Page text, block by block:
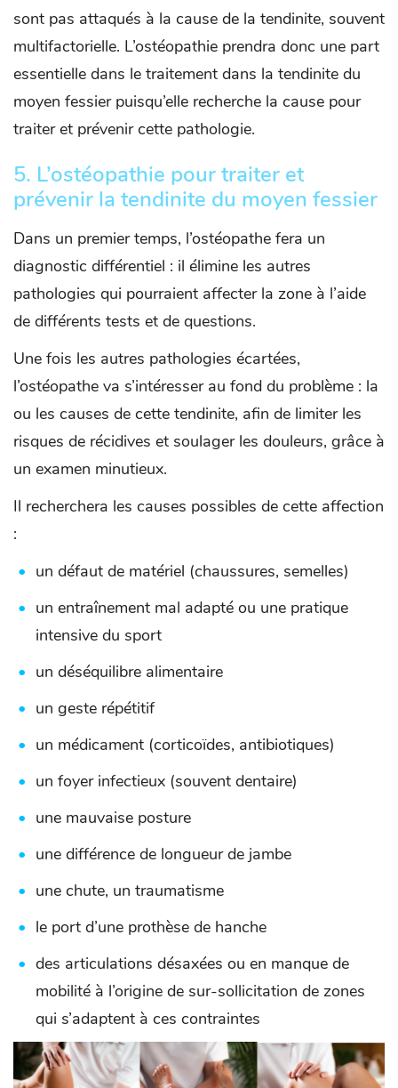
sont pas attaqués à la cause de la tendinite, souvent
multifactorielle. L’ostéopathie prendra donc une part
essentielle dans le traitement dans la tendinite du
moyen fessier puisqu’elle recherche la cause pour
traiter et prévenir cette pathologie.
5. L’ostéopathie pour traiter et
prévenir la tendinite du moyen fessier
Dans un premier temps, l’ostéopathe fera un
diagnostic différentiel : il élimine les autres
pathologies qui pourraient affecter la zone à l’aide
de différents tests et de questions.
Une fois les autres pathologies écartées,
l’ostéopathe va s’intéresser au fond du problème : la
ou les causes de cette tendinite, afin de limiter les
risques de récidives et soulager les douleurs, grâce à
un examen minutieux.
Il recherchera les causes possibles de cette affection
:
un défaut de matériel (chaussures, semelles)
un entraînement mal adapté ou une pratique
intensive du sport
un déséquilibre alimentaire
un geste répétitif
un médicament (corticoïdes, antibiotiques)
un foyer infectieux (souvent dentaire)
une mauvaise posture
une différence de longueur de jambe
une chute, un traumatisme
le port d’une prothèse de hanche
des articulations désaxées ou en manque de
mobilité à l’origine de sur-sollicitation de zones
qui s’adaptent à ces contraintes